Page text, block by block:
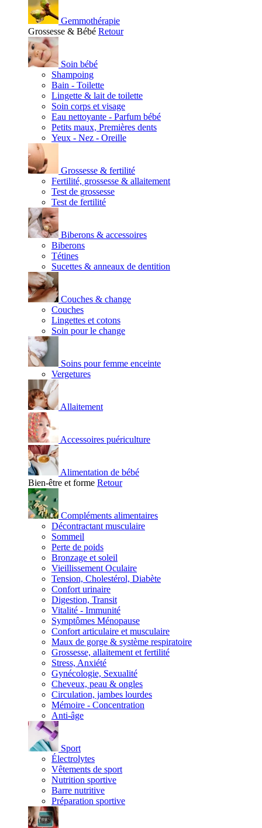
Gemmothérapie
Grossesse & Bébé Retour
Soin bébé
Shampoing
Bain - Toilette
Lingette & lait de toilette
Soin corps et visage
Eau nettoyante - Parfum bébé
Petits maux, Premières dents
Yeux - Nez - Oreille
Grossesse & fertilité
Fertilité, grossesse & allaitement
Test de grossesse
Test de fertilité
Biberons & accessoires
Biberons
Tétines
Sucettes & anneaux de dentition
Couches & change
Couches
Lingettes et cotons
Soin pour le change
Soins pour femme enceinte
Vergetures
Allaitement
Accessoires puériculture
Alimentation de bébé
Bien-être et forme Retour
Compléments alimentaires
Décontractant musculaire
Sommeil
Perte de poids
Bronzage et soleil
Vieillissement Oculaire
Tension, Cholestérol, Diabète
Confort urinaire
Digestion, Transit
Vitalité - Immunité
Symptômes Ménopause
Confort articulaire et musculaire
Maux de gorge & système respiratoire
Grossesse, allaitement et fertilité
Stress, Anxiété
Gynécologie, Sexualité
Cheveux, peau & ongles
Circulation, jambes lourdes
Mémoire - Concentration
Anti-âge
Sport
Électrolytes
Vêtements de sport
Nutrition sportive
Barre nutritive
Préparation sportive